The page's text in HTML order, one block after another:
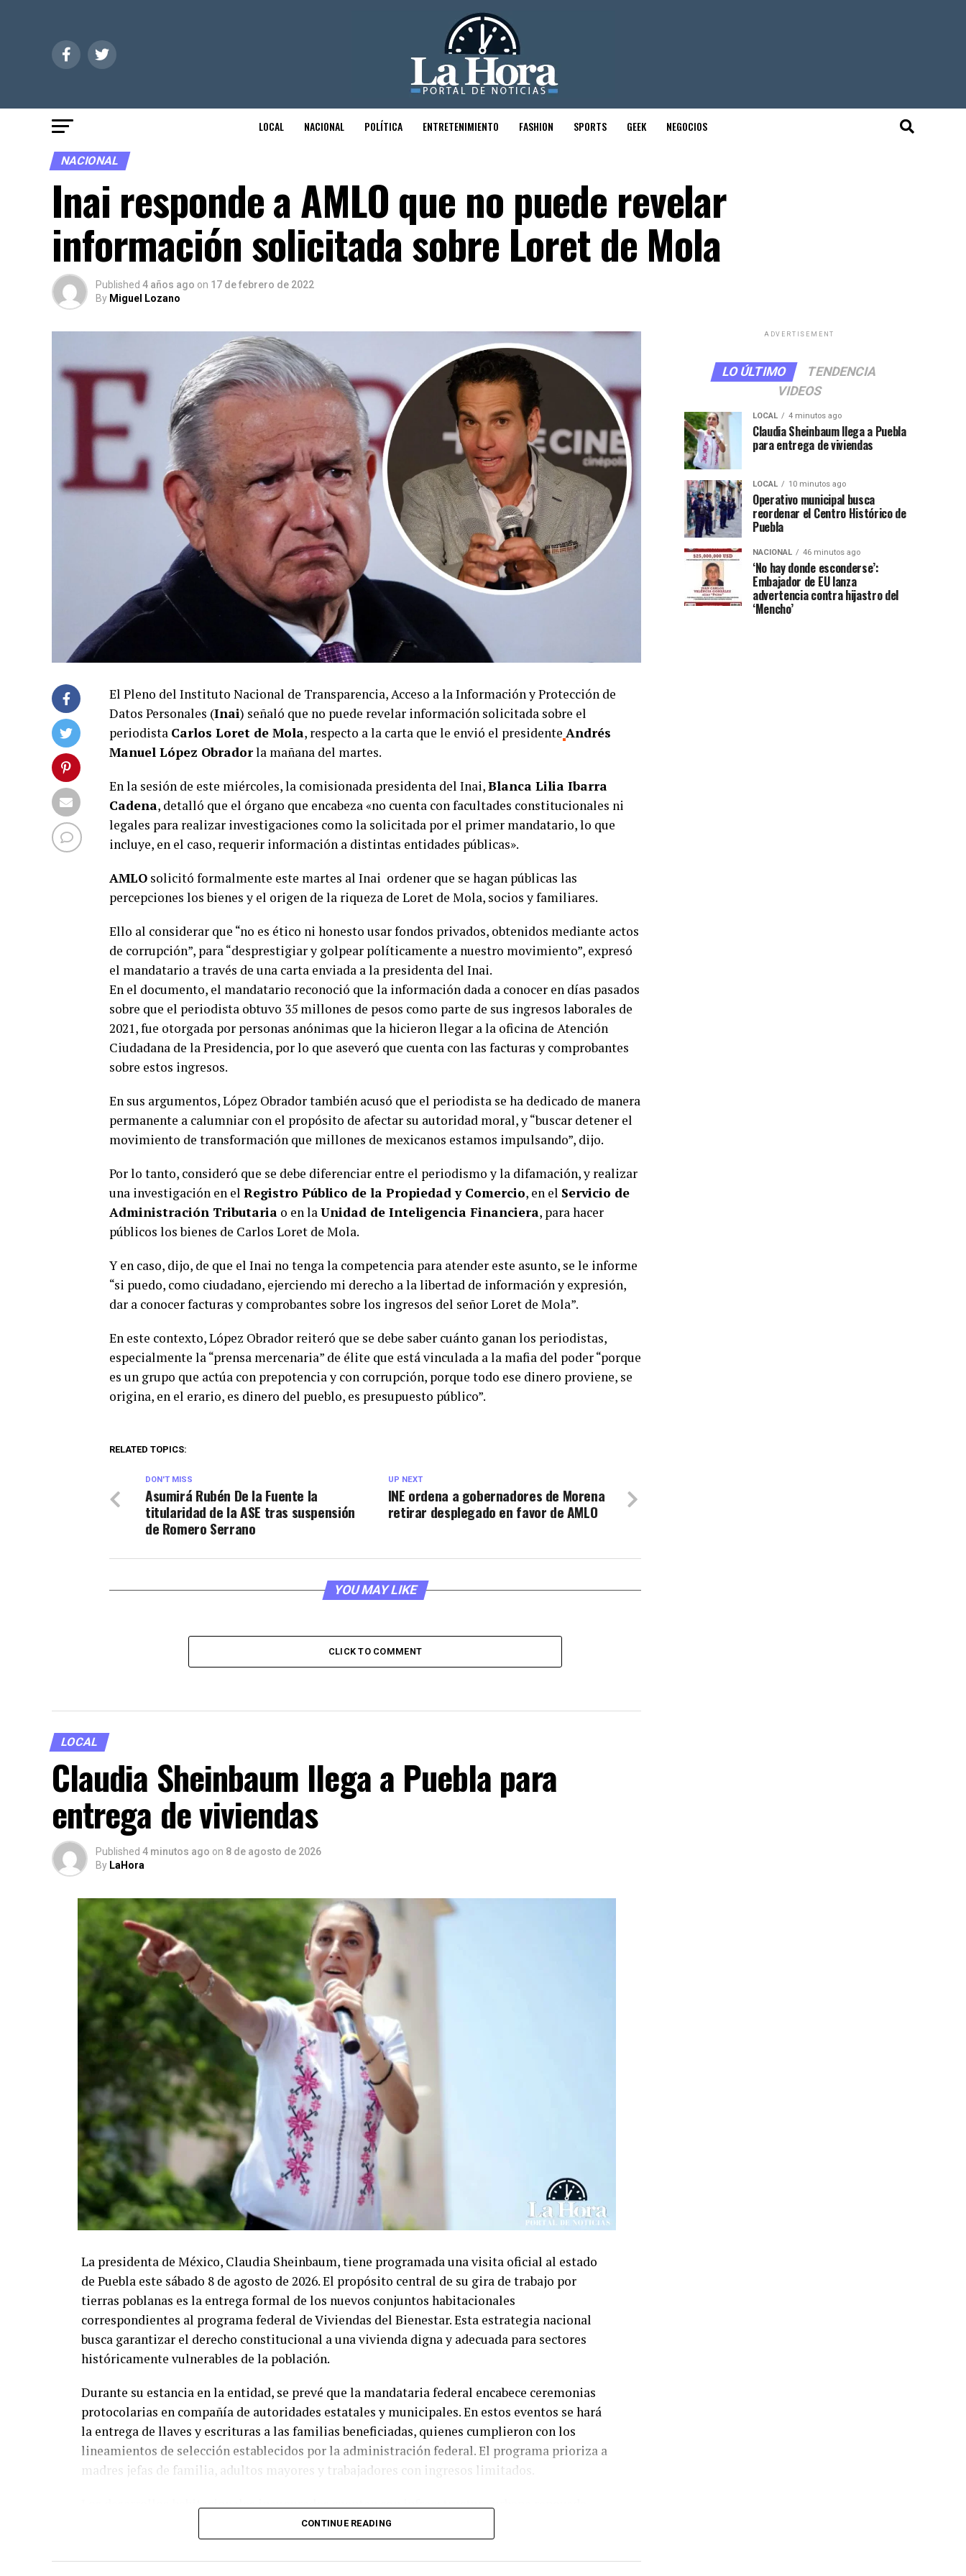
LOCAL NACIONAL POLÍTICA ENTRETENIMIENTO FASHION SPORTS GEEK NEGOCIOS
NACIONAL
Inai responde a AMLO que no puede revelar
información solicitada sobre Loret de Mola
Published 4 años ago on 17 de febrero de 2022
By Miguel Lozano
El Pleno del Instituto Nacional de Transparencia, Acceso a la Información y Protección de
Datos Personales (Inai) señaló que no puede revelar información solicitada sobre el
periodista Carlos Loret de Mola, respecto a la carta que le envió el presidente Andrés
Manuel López Obradorla mañana del martes.
En la sesión de este miércoles, la comisionada presidenta del Inai,Blanca Lilia Ibarra
Cadena, detalló que el órgano que encabeza «no cuenta con facultades constitucionales ni
legales para realizar investigaciones como la solicitada por el primer mandatario, lo que
incluye, en el caso, requerir información a distintas entidades públicas».
AMLO solicitó formalmente este martes al Inai ordener que se hagan públicas las
percepciones los bienes y el origen de la riqueza de Loret de Mola, socios y familiares.
Ello al considerar que “no es ético ni honesto usar fondos privados, obtenidos mediante actos
de corrupción”, para “desprestigiar y golpear políticamente a nuestro movimiento”, expresó
el mandatario a través de una carta enviada a la presidenta del Inai.
En el documento, el mandatario reconoció que la información dada a conocer en días pasados
sobre que el periodista obtuvo 35 millones de pesos como parte de sus ingresos laborales de
2021, fue otorgada por personas anónimas que la hicieron llegar a la oficina de Atención
Ciudadana de la Presidencia, por lo que aseveró que cuenta con las facturas y comprobantes
sobre estos ingresos.
En sus argumentos, López Obrador también acusó que el periodista se ha dedicado de manera
permanente a calumniar con el propósito de afectar su autoridad moral, y “buscar detener el
movimiento de transformación que millones de mexicanos estamos impulsando”, dijo.
Por lo tanto, consideró que se debe diferenciar entre el periodismo y la difamación, y realizar
una investigación en el Registro Público de la Propiedad y Comercio, en el Servicio de
Administración Tributaria o en laUnidad de Inteligencia Financiera, para hacer
públicos los bienes de Carlos Loret de Mola.
Y en caso, dijo, de que el Inai no tenga la competencia para atender este asunto, se le informe
“si puedo, como ciudadano, ejerciendo mi derecho a la libertad de información y expresión,
dar a conocer facturas y comprobantes sobre los ingresos del señor Loret de Mola”.
En este contexto, López Obrador reiteró que se debe saber cuánto ganan los periodistas,
especialmente la “prensa mercenaria” de élite que está vinculada a la mafia del poder “porque
es un grupo que actúa con prepotencia y con corrupción, porque todo ese dinero proviene, se
origina, en el erario, es dinero del pueblo, es presupuesto público”.
RELATED TOPICS:
UP NEXT
INE ordena a gobernadores de Morena
retirar desplegado en favor de AMLO
DON'T MISS
Asumirá Rubén De la Fuente la
titularidad de la ASE tras suspensión
de Romero Serrano
YOU MAY LIKE
CLICK TO COMMENT
LOCAL
Claudia Sheinbaum llega a Puebla para
entrega de viviendas
Published 4 minutos ago on 8 de agosto de 2026
By LaHora
La presidenta de México, Claudia Sheinbaum, tiene programada una visita oficial al estado
de Puebla este sábado 8 de agosto de 2026. El propósito central de su gira de trabajo por
tierras poblanas es la entrega formal de los nuevos conjuntos habitacionales
correspondientes al programa federal de Viviendas del Bienestar. Esta estrategia nacional
busca garantizar el derecho constitucional a una vivienda digna y adecuada para sectores
históricamente vulnerables de la población.
Durante su estancia en la entidad, se prevé que la mandataria federal encabece ceremonias
protocolarias en compañía de autoridades estatales y municipales. En estos eventos se hará
la entrega de llaves y escrituras a las familias beneficiadas, quienes cumplieron con los
lineamientos de selección establecidos por la administración federal. El programa prioriza a
madres jefas de familia, adultos mayores y trabajadores con ingresos limitados.
Los desarrollos habitacionales inaugurados cuentan con infraestructura urbana renovada,
servicios básicos garantizados y áreas comunes diseñadas para fomentar la convivencia
comunitaria. Asimismo, las edificaciones incorporan criterios de sustentabilidad ambiental y
eficiencia energética, alineándose con las metas de desarrollo sostenible planteadas por el
CONTINUE READING
ADVERTISEMENT
LO ÚLTIMO
TENDENCIA
VIDEOS
LOCAL 4 minutos ago
Claudia Sheinbaum llega a Puebla
para entrega de viviendas
LOCAL 10 minutos ago
Operativo municipal busca
reordenar el Centro Histórico de
Puebla
NACIONAL 46 minutos ago
‘No hay donde esconderse’:
Embajador de EU lanza
advertencia contra hijastro del
‘Mencho’